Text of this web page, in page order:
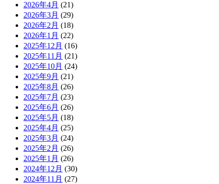
2026年4月 (21)
2026年3月 (29)
2026年2月 (18)
2026年1月 (22)
2025年12月 (16)
2025年11月 (21)
2025年10月 (24)
2025年9月 (21)
2025年8月 (26)
2025年7月 (23)
2025年6月 (26)
2025年5月 (18)
2025年4月 (25)
2025年3月 (24)
2025年2月 (26)
2025年1月 (26)
2024年12月 (30)
2024年11月 (27)